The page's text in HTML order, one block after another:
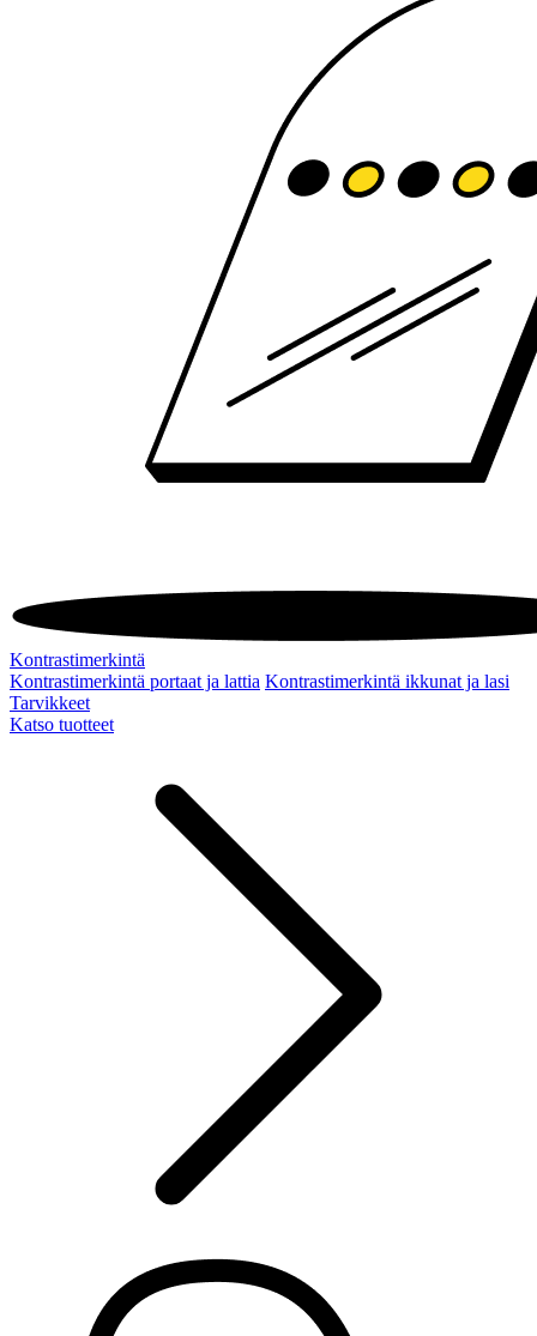
Kontrastimerkintä
Kontrastimerkintä portaat ja lattia Kontrastimerkintä ikkunat ja lasi
Tarvikkeet
Katso tuotteet